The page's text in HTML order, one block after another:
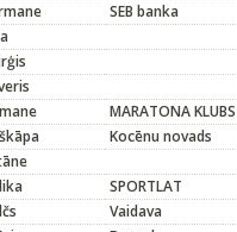
SEB banka
MARATONA KLUBS
Kocēnu novads
SPORTLAT
Vaidava